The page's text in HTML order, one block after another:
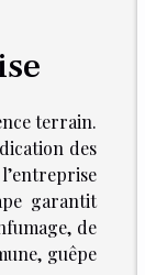
terrain.
des
garantit
de
guêpe